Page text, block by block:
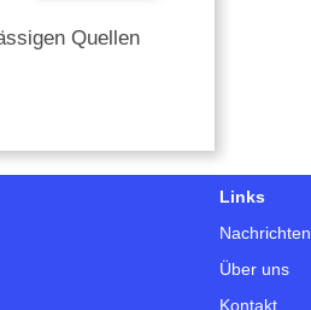
Quellen
Links
Nachrichten
Über uns
Kontakt